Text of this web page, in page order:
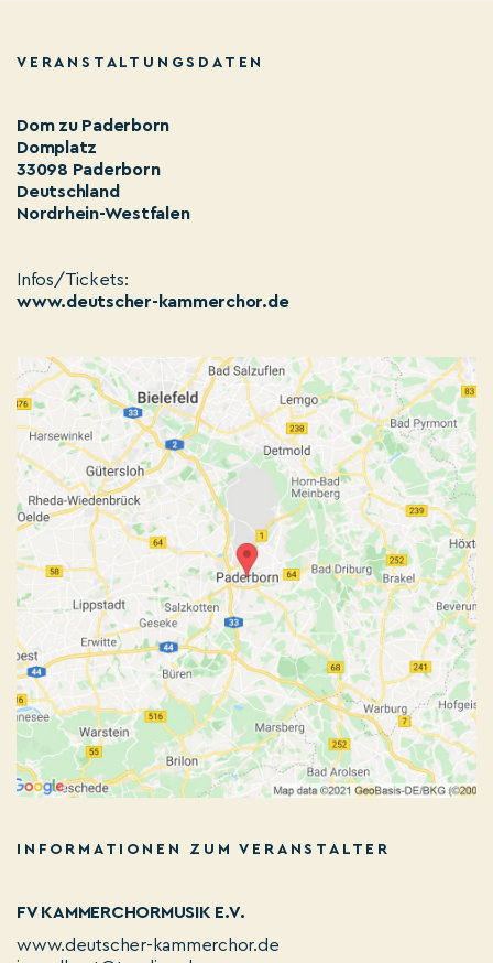
VERANSTALTUNGSDATEN
Dom zu Paderborn
Domplatz
33098 Paderborn
Deutschland
Nordrhein-Westfalen
Infos/Tickets:
www.deutscher-kammerchor.de
INFORMATIONEN ZUM VERANSTALTER
FV KAMMERCHORMUSIK E.V.
www.deutscher-kammerchor.de